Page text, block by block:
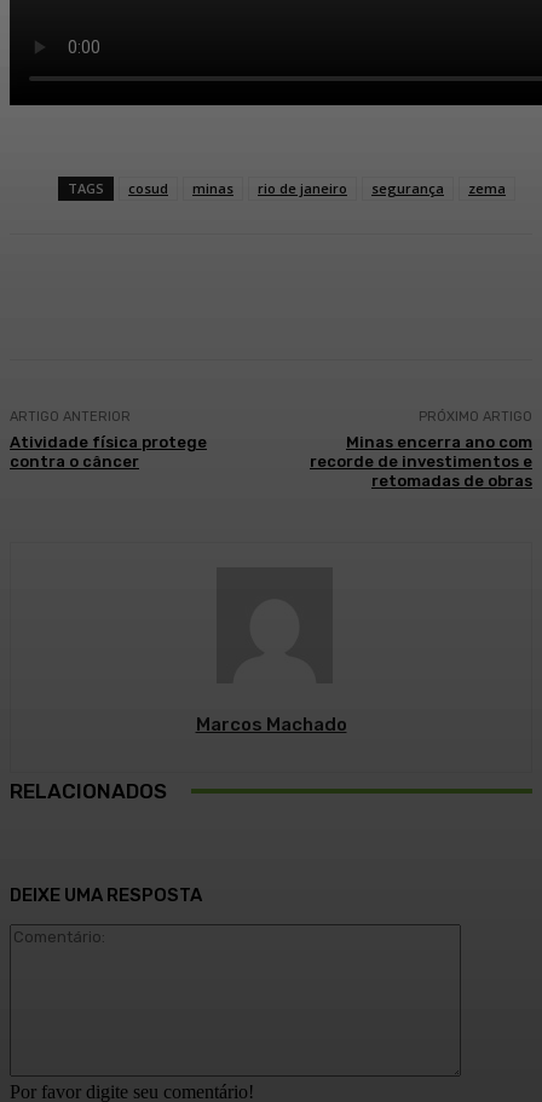
TAGS cosud minas rio de janeiro segurança zema
ARTIGO ANTERIOR
Atividade física protege
contra o câncer
PRÓXIMO ARTIGO
Minas encerra ano com
recorde de investimentos e
retomadas de obras
Marcos Machado
RELACIONADOS
DEIXE UMA RESPOSTA
Por favor digite seu comentário!